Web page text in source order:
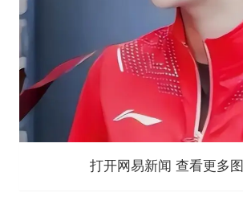
打开网易新闻 查看更多